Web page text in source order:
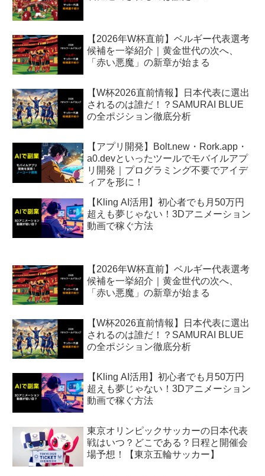
【2026年W杯直前】ベルギー代表選考
候補を一挙紹介｜黄金世代の次へ、
「赤い悪魔」の新章が始まる
【W杯2026直前情報】日本代表に選出
されるのは誰だ！？SAMURAI BLUE
の全ポジション徹底分析
【アプリ開発】Bolt.new・Rork.app・
a0.devといったツールでモバイルアプ
リ開発｜プログラミング不要でアイデ
ィアを形に！
【Kling AI活用】初心者でも月50万円
超えも夢じゃない！3Dアニメーション
動画で稼ぐ方法
【2026年W杯直前】ベルギー代表選考
候補を一挙紹介｜黄金世代の次へ、
「赤い悪魔」の新章が始まる
【W杯2026直前情報】日本代表に選出
されるのは誰だ！？SAMURAI BLUE
の全ポジション徹底分析
【Kling AI活用】初心者でも月50万円
超えも夢じゃない！3Dアニメーション
動画で稼ぐ方法
東京オリンピックサッカーの日本代表
戦はいつ？どこである？日程と開催会
場予想！【東京五輪サッカー】